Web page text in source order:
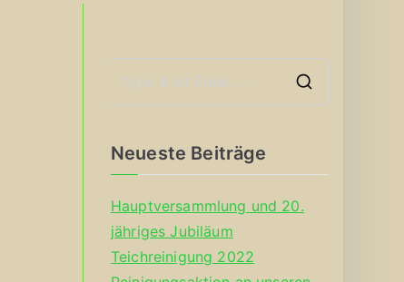
Neueste Beiträge
Hauptversammlung und 20.
jähriges Jubiläum
Teichreinigung 2022